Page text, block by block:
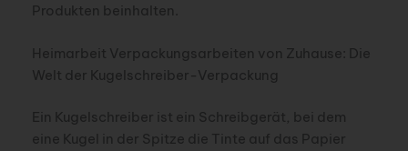
Produkten beinhalten.
Heimarbeit Verpackungsarbeiten von Zuhause: Die
Welt der Kugelschreiber-Verpackung
Ein Kugelschreiber ist ein Schreibgerät, bei dem
eine Kugel in der Spitze die Tinte auf das Papier